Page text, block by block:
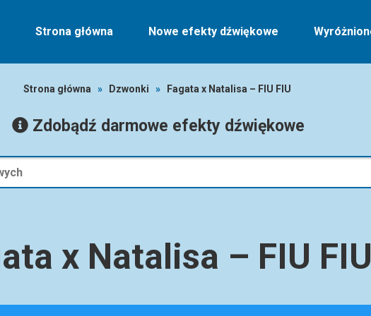
Strona główna Nowe efekty dźwiękowe
Strona główna » Dzwonki » Fagata x Natalisa – FIU FIU
Zdobądź darmowe efekty dźwiękowe
x Natalisa – FIU FIU